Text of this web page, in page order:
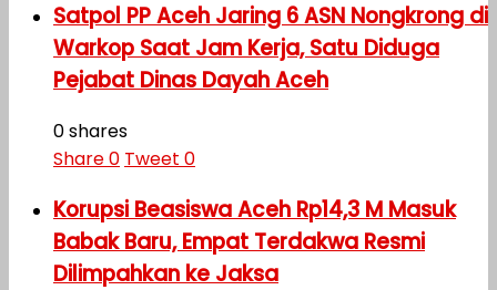
Satpol PP Aceh Jaring 6 ASN Nongkrong di
Warkop Saat Jam Kerja, Satu Diduga
Pejabat Dinas Dayah Aceh
0 shares
Share0 Tweet 0
Korupsi Beasiswa Aceh Rp14,3 M Masuk
Babak Baru, Empat Terdakwa Resmi
Dilimpahkan ke Jaksa